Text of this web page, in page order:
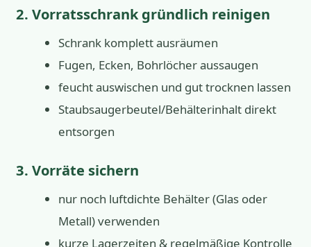
2. Vorratsschrank gründlich reinigen
Schrank komplett ausräumen
Fugen, Ecken, Bohrlöcher aussaugen
feucht auswischen und gut trocknen lassen
Staubsaugerbeutel/Behälterinhalt direkt
entsorgen
3. Vorräte sichern
nur noch luftdichte Behälter (Glas oder
Metall) verwenden
kurze Lagerzeiten & regelmäßige Kontrolle